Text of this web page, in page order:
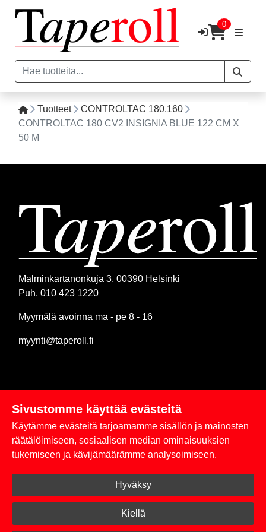
0
Tuotteet
CONTROLTAC 180,160
CONTROLTAC 180 CV2 INSIGNIA BLUE 122 CM X
50 M
Malminkartanonkuja 3, 00390 Helsinki
Puh. 010 423 1220
Myymälä avoinna ma - pe 8 - 16
myynti@taperoll.fi
Linkit
Rekisteriseloste
Toimitus- ja maksuehdot
Kirjaudu sisään
Sivustomme käyttää evästeitä
Käytämme evästeitä tarjoamamme sisällön ja mainosten
räätälöimiseen, sosiaalisen median ominaisuuksien
tukemiseen ja kävijämäärämme analysoimiseen.
Hyväksy
Kiellä